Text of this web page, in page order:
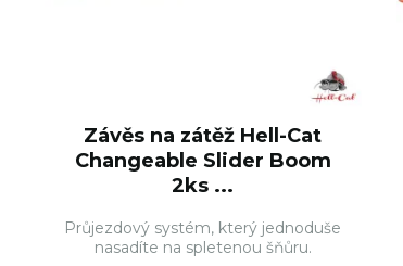
Závěs na zátěž Hell-Cat
Changeable Slider Boom
2ks ...
Průjezdový systém, který jednoduše
nasadíte na spletenou šňůru.